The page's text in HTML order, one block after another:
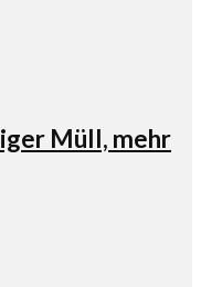
Müll, mehr